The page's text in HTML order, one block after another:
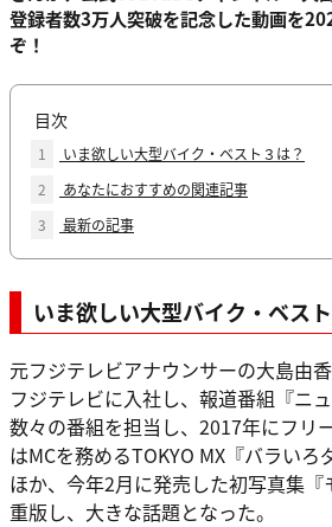
登録者数3万人突破を記念した動画を
ぞ！
目次
1
いま欲しい大型バイク・ベスト３は？
2
あなたにおすすめの関連記事
3
最新の記事
いま欲しい大型バイク・ベス
元フジテレビアナウンサーの大島由
フジテレビに入社し、報道番組『ニ
数々の番組を担当し、2017年にフリ
はMCを務めるTOKYO MX『バラいろ
ほか、今年2月に発売した初写真集『
重版し、大きな話題となった。